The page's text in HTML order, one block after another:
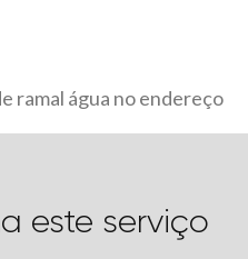
ramal água no endereço
este serviço